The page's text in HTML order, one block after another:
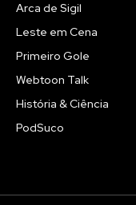
Arca de Sigil
Leste em Cena
Primeiro Gole
Webtoon Talk
História & Ciência
PodSuco